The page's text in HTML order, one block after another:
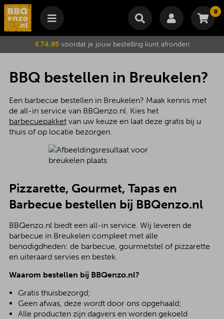
0
Winkelmand
Je winkelwagen is momenteel leeg.
Subtotaal €
Wijzig winkelmand Bestellen
€ 74,95voordat je jouw bestelling kunt afronden
BBQ bestellen in Breukelen?
Een barbecue bestellen in Breukelen? Maak kennis met
de all-in service van BBQenzo.nl. Kies het
barbecuepakketvan uw keuze en laat deze gratis bij u
thuis of op locatie bezorgen.
Pizzarette, Gourmet, Tapas en
Barbecue bestellen bij BBQenzo.nl
BBQenzo.nl biedt een all-in service. Wij leveren de
barbecue in Breukelen compleet met alle
benodigdheden: de barbecue, gourmetstel of pizzarette
en uiteraard servies en bestek.
Waarom bestellen bij BBQenzo.nl?
Gratis thuisbezorgd;
Geen afwas, deze wordt door ons opgehaald;
Alle producten zijn dagvers en worden gekoeld